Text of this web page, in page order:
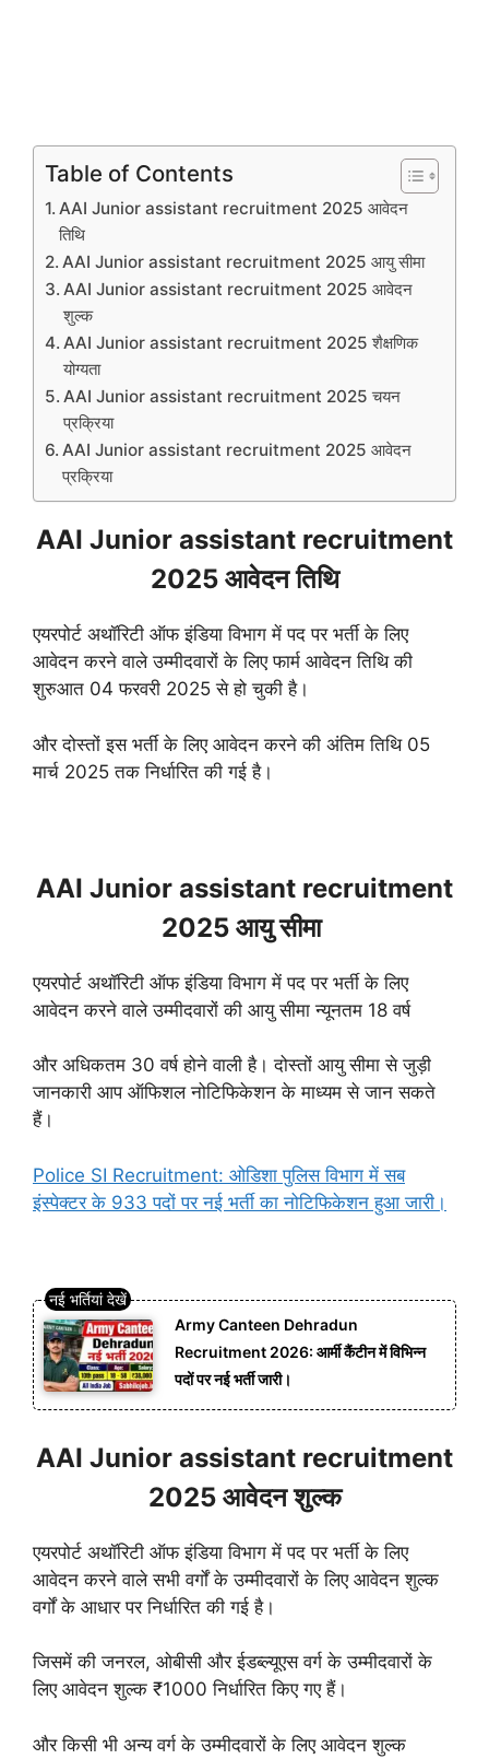
Table of Contents
AAI Junior assistant recruitment 2025 आवेदन
तिथि
AAI Junior assistant recruitment 2025 आयु सीमा
AAI Junior assistant recruitment 2025 आवेदन
शुल्क
AAI Junior assistant recruitment 2025 शैक्षणिक
योग्यता
AAI Junior assistant recruitment 2025 चयन
प्रक्रिया
AAI Junior assistant recruitment 2025 आवेदन
प्रक्रिया
AAI Junior assistant recruitment
2025 आवेदन तिथि
एयरपोर्ट अथॉरिटी ऑफ इंडिया विभाग में पद पर भर्ती के लिए
आवेदन करने वाले उम्मीदवारों के लिए फार्म आवेदन तिथि की
शुरुआत 04 फरवरी 2025 से हो चुकी है।
और दोस्तों इस भर्ती के लिए आवेदन करने की अंतिम तिथि 05
मार्च 2025 तक निर्धारित की गई है।
AAI Junior assistant recruitment
2025 आयु सीमा
एयरपोर्ट अथॉरिटी ऑफ इंडिया विभाग में पद पर भर्ती के लिए
आवेदन करने वाले उम्मीदवारों की आयु सीमा न्यूनतम 18 वर्ष
और अधिकतम 30 वर्ष होने वाली है। दोस्तों आयु सीमा से जुड़ी
जानकारी आप ऑफिशल नोटिफिकेशन के माध्यम से जान सकते
हैं।
Police SI Recruitment: ओडिशा पुलिस विभाग में सब
इंस्पेक्टर के 933 पदों पर नई भर्ती का नोटिफिकेशन हुआ जारी।
Army Canteen Dehradun
Recruitment 2026: आर्मी कैंटीन में विभिन्न
पदों पर नई भर्ती जारी।
AAI Junior assistant recruitment
2025 आवेदन शुल्क
एयरपोर्ट अथॉरिटी ऑफ इंडिया विभाग में पद पर भर्ती के लिए
आवेदन करने वाले सभी वर्गों के उम्मीदवारों के लिए आवेदन शुल्क
वर्गों के आधार पर निर्धारित की गई है।
जिसमें की जनरल, ओबीसी और ईडब्ल्यूएस वर्ग के उम्मीदवारों के
लिए आवेदन शुल्क ₹1000 निर्धारित किए गए हैं।
और किसी भी अन्य वर्ग के उम्मीदवारों के लिए आवेदन शुल्क